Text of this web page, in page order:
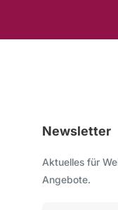
Newsletter
Aktuelles für
Angebote.